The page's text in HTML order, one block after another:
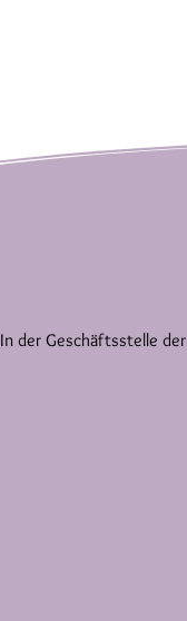
In der Geschäftsstelle